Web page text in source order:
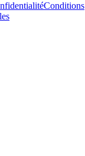
Conditions